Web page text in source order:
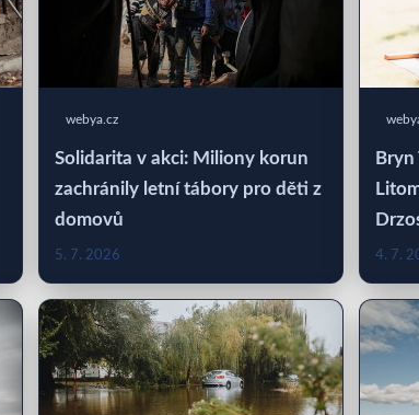
webya.cz
Solidarita v akci: Miliony korun
zachránily letní tábory pro děti z
domovů
5. 7. 2026
Bryn
4. 7.